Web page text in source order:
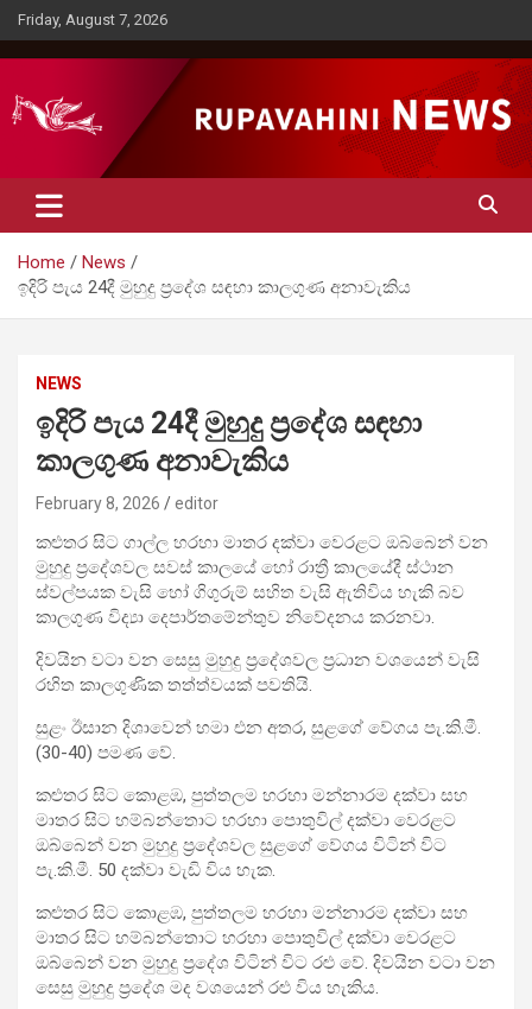
Skip
to
content
Friday, August 7, 2026
Rupavahini News
Home
News
ඉදිරි පැය 24දී මුහුදු ප්‍රදේශ සඳහා කාලගුණ අනාවැකිය
NEWS
ඉදිරි පැය 24දී මුහුදු ප්‍රදේශ සඳහා
කාලගුණ අනාවැකිය
February 8, 2026 editor
කළුතර සිට ගාල්ල හරහා මාතර දක්වා වෙරළට ඔබ්බෙන් වන
මුහුදු ප්‍රදේශවල සවස් කාලයේ හෝ රාත්‍රී කාලයේදී ස්ථාන
ස්වල්පයක වැසි හෝ ගිගුරුම් සහිත වැසි ඇතිවිය හැකි බව
කාලගුණ විද්‍යා දෙපාර්තමේන්තුව නිවේදනය කරනවා.
දිවයින වටා වන සෙසු මුහුදු ප්‍රදේශවල ප්‍රධාන වශයෙන් වැසි
රහිත කාලගුණික තත්ත්වයක් පවතියි.
සුළං ඊසාන දිශාවෙන් හමා එන අතර, සුළගේ වේගය පැ.කි.මී.
(30-40) පමණ වේ.
කළුතර සිට කොළඹ, පුත්තලම හරහා මන්නාරම දක්වා සහ
මාතර සිට හම්බන්තොට හරහා පොතුවිල් දක්වා වෙරළට
ඔබ්බෙන් වන මුහුදු ප්‍රදේශවල සුළගේ වේගය විටින් විට
පැ.කි.මී. 50 දක්වා වැඩි විය හැක.
කළුතර සිට කොළඹ, පුත්තලම හරහා මන්නාරම දක්වා සහ
මාතර සිට හම්බන්තොට හරහා පොතුවිල් දක්වා වෙරළට
ඔබ්බෙන් වන මුහුදු ප්‍රදේශ විටින් විට රළු වේ. දිවයින වටා වන
සෙසු මුහුදු ප්‍රදේශ මද වශයෙන් රළු විය හැකිය.